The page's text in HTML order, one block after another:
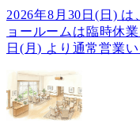
2026年8月30日(日)
ョールームは臨時休
日(月) より通常営業